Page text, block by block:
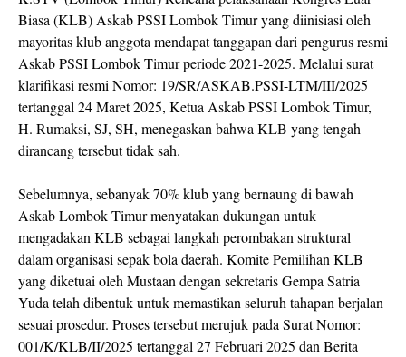
Biasa (KLB) Askab PSSI Lombok Timur yang diinisiasi oleh
mayoritas klub anggota mendapat tanggapan dari pengurus resmi
Askab PSSI Lombok Timur periode 2021-2025. Melalui surat
klarifikasi resmi Nomor: 19/SR/ASKAB.PSSI-LTM/III/2025
tertanggal 24 Maret 2025, Ketua Askab PSSI Lombok Timur,
H. Rumaksi, SJ, SH, menegaskan bahwa KLB yang tengah
dirancang tersebut tidak sah.
Sebelumnya, sebanyak 70% klub yang bernaung di bawah
Askab Lombok Timur menyatakan dukungan untuk
mengadakan KLB sebagai langkah perombakan struktural
dalam organisasi sepak bola daerah. Komite Pemilihan KLB
yang diketuai oleh Mustaan dengan sekretaris Gempa Satria
Yuda telah dibentuk untuk memastikan seluruh tahapan berjalan
sesuai prosedur. Proses tersebut merujuk pada Surat Nomor:
001/K/KLB/II/2025 tertanggal 27 Februari 2025 dan Berita